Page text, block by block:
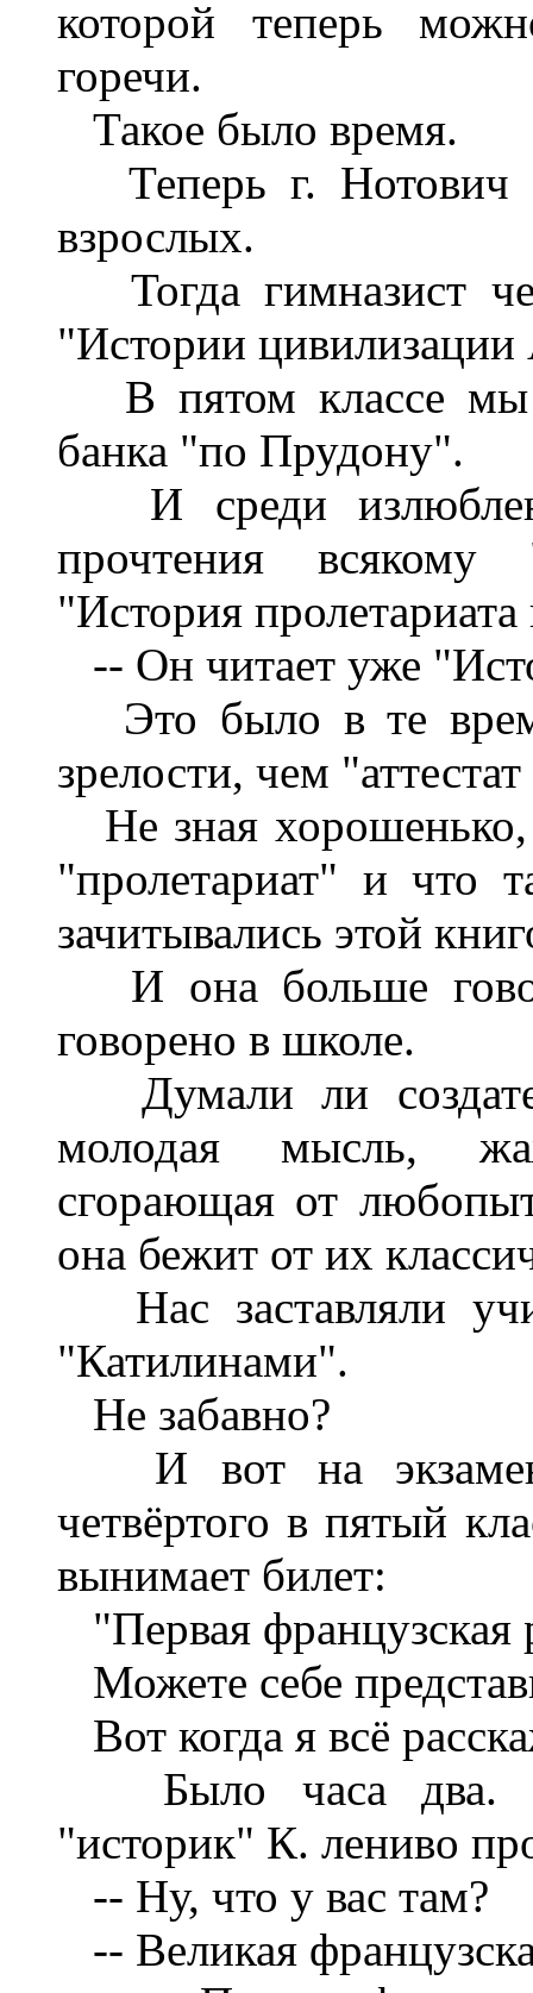
которой теперь
горечи.
Такое было время.
Теперь г. Нотович
взрослых.
Тогда гимназист
"Истории
В пятом классе мы
банка "по Прудону".
И среди
прочтения
"История
-- Он читает уже
Это было в те
зрелости, чем
Не зная хорошенько,
"пролетариат" и что
зачитывались этой
И она больше
говорено в школе.
Думали ли
молодая мысль,
сгорающая от
она бежит от их
Нас заставляли
"Катилинами".
Не забавно?
И вот на
четвёртого в пятый
вынимает билет:
"Первая французская
Можете себе
Вот когда я всё
Было часа два.
"историк" К. лениво
-- Ну, что у вас там?
-- Великая